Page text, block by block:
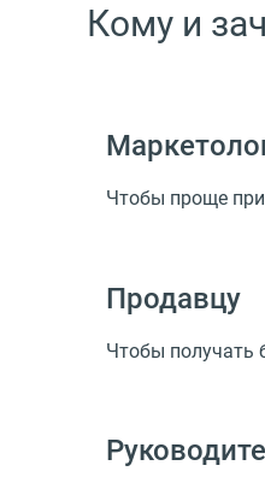
Кому и
Чтобы проще
Продавцу
Чтобы получать